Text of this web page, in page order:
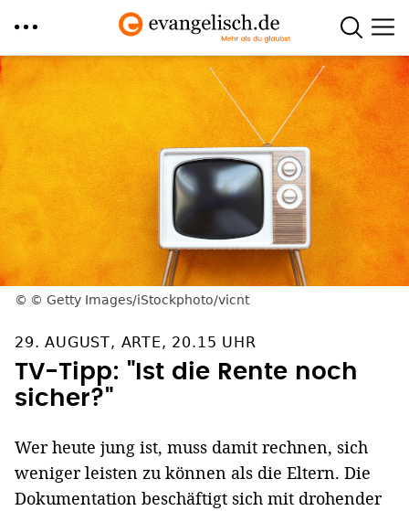
Direkt
zum
Inhalt
© Getty Images/iStockphoto/vicnt
29. AUGUST, ARTE, 20.15 UHR
TV-Tipp: "Ist die Rente noch
sicher?"
Wer heute jung ist, muss damit rechnen, sich
weniger leisten zu können als die Eltern. Die
Dokumentation beschäftigt sich mit drohender